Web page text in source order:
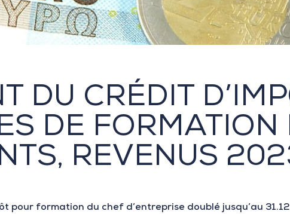
DU CRÉDIT
DE FORMATION
REVENUS
pour formation du chef d’entreprise doublé jusqu’au